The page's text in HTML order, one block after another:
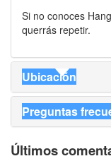
Si no conoces
querrás repetir.
Ubicación
Preguntas
Últimos